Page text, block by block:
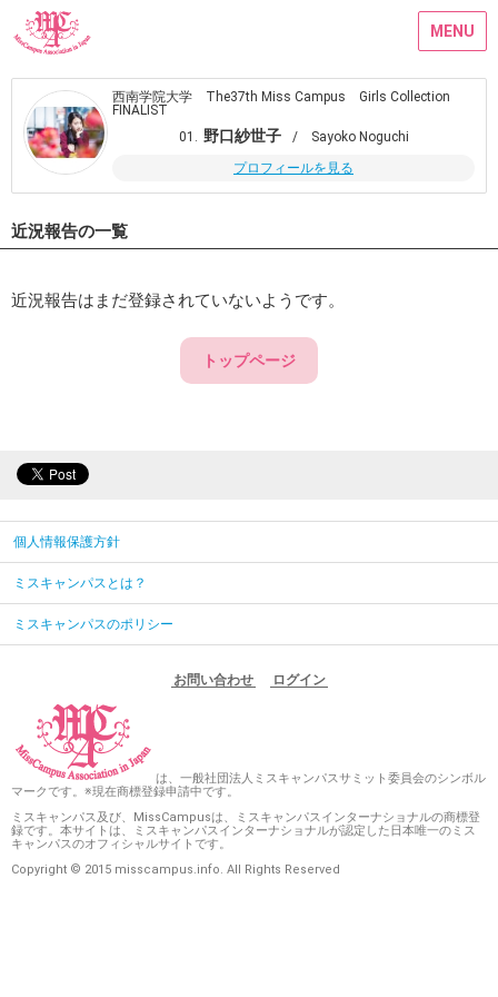
MENU
西南学院大学 The37th Miss Campus Girls Collection
FINALIST
01. 野口紗世子
/ Sayoko Noguchi
プロフィールを見る
近況報告の一覧
近況報告はまだ登録されていないようです。
トップページ
個人情報保護方針
ミスキャンパスとは？
ミスキャンパスのポリシー
お問い合わせ ログイン
は、一般社団法人ミスキャンパスサミット委員会のシンボル
マークです。※現在商標登録申請中です。
ミスキャンパス及び、MissCampusは、ミスキャンパスインターナショナルの商標登
録です。本サイトは、ミスキャンパスインターナショナルが認定した日本唯一のミス
キャンパスのオフィシャルサイトです。
Copyright © 2015 misscampus.info. All Rights Reserved